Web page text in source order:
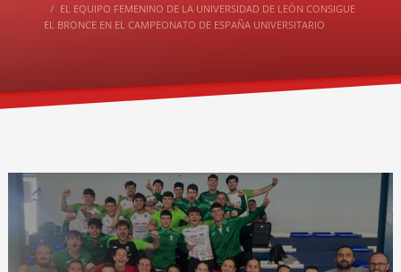
EL EQUIPO FEMENINO DE LA UNIVERSIDAD DE LEÓN CONSIGUE
EL BRONCE EN EL CAMPEONATO DE ESPAÑA UNIVERSITARIO